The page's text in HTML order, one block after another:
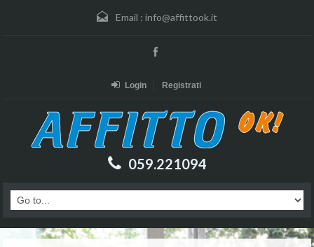
Email : info@affittook.it
Login Registrati
059.221094